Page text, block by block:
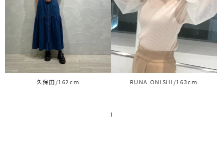
久保田/162cm RUNA ONISHI/163cm
1